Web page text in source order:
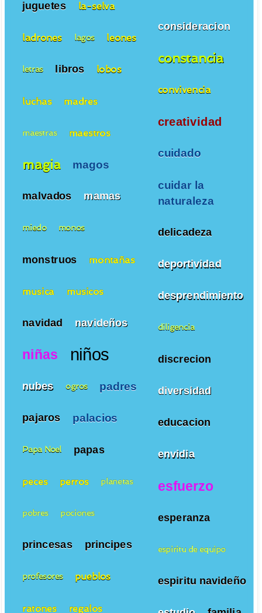
consideracion
constancia
convivencia
creatividad
cuidado
cuidar la
naturaleza
delicadeza
deportividad
desprendimiento
diligencia
discrecion
diversidad
educacion
envidia
esfuerzo
esperanza
espiritu de equipo
espiritu navideño
juguetes la-selva
ladrones lagos leones
letras libros lobos
luchas madres
maestras maestros
magia magos
malvados mamas
miedo monos
monstruos montañas
musica musicos
navidad navideños
niñas niños
nubes ogros padres
pajaros palacios
Papa Noel papas
peces perros planetas
pobres pociones
princesas principes
profesores pueblos
ratones regalos